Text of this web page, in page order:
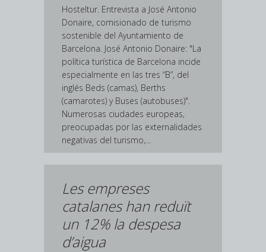
Hosteltur. Entrevista a José Antonio
Donaire, comisionado de turismo
sostenible del Ayuntamiento de
Barcelona. José Antonio Donaire: "La
política turística de Barcelona incide
especialmente en las tres “B”, del
inglés Beds (camas), Berths
(camarotes) y Buses (autobuses)".
Numerosas ciudades europeas,
preocupadas por las externalidades
negativas del turismo,...
Les empreses
catalanes han reduït
un 12% la despesa
d’aigua